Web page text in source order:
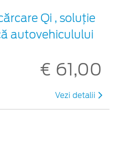
Qi , soluție
autovehiculului
€ 61,00
Vezi detalii